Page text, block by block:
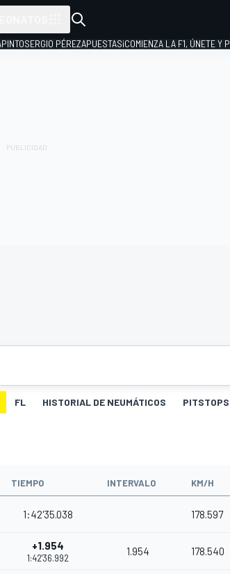
SERGIO PÉREZAPUESTAS¡COMIENZA LA F1, ÚNETE Y
FL HISTORIAL DE NEUMÁTICOS PITSTOPS
TIEMPO INTERVALO KM/H
1:42'35.038 178.597
+1.954
1:42'36.992
1.954 178.540